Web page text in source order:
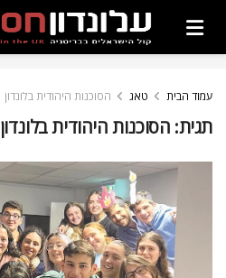
עמוד הבית טאג הסוכנות היהודית בלונדון
תגית: הסוכנות היהודית בלונדון